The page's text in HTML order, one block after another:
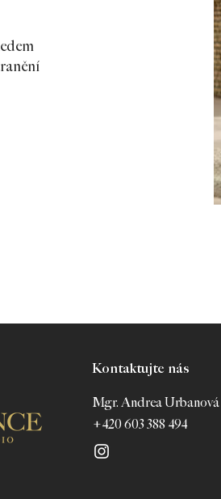
Kontaktujte nás
Mgr. Andrea Urbanová
+420 603 388 494